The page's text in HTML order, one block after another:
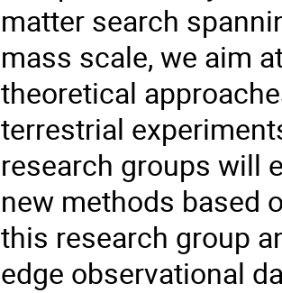
matter search
mass scale, we aim
theoretical
terrestrial
research groups will
new methods based
this research group
edge observational